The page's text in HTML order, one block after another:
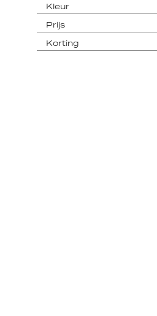
Kleur
Prijs
Korting